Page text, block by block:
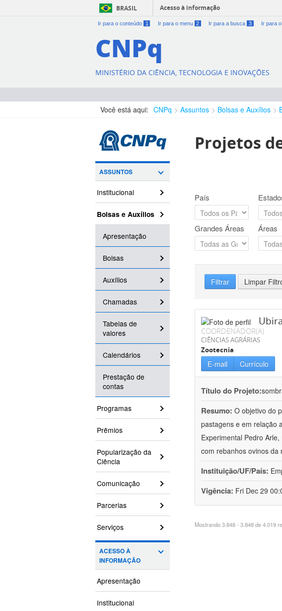
BRASIL Acesso à informação
Ir para o conteúdo 1 Ir para o menu 2 Ir para a busca 3 Ir para
CNPq
MINISTÉRIO DA CIÊNCIA, TECNOLOGIA E INOVAÇÕES
Você está aqui: CNPq Assuntos Bolsas e Auxílios
ASSUNTOS
Institucional
Bolsas e Auxílios
Apresentação
Bolsas
Auxílios
Chamadas
Tabelas de
valores
Calendários
Prestação de
contas
Programas
Prêmios
Popularização da
Ciência
Comunicação
Parcerias
Serviços
ACESSO À
INFORMAÇÃO
Apresentação
Institucional
Projetos
País
Grandes Áreas Áreas
Filtrar Limpar
COORDENADOR(A)
CIÊNCIAS AGRÁRIAS
Zootecnia
E-mail Currículo
Título do Projeto:
Resumo: O objetivo do
pastagens e em relação
Experimental Pedro
com rebanhos ovinos da
Instituição/UF/País:
Vigência: Fri Dec 29
Mostrando 3.848 - 3.848 de 4.019